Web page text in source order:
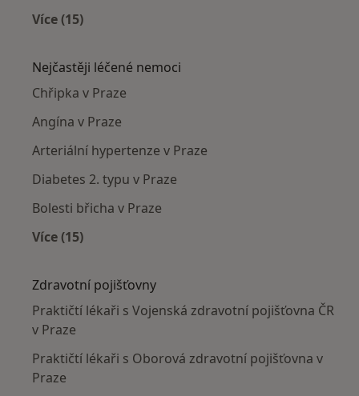
Více (15)
Nejčastěji léčené nemoci
Chřipka v Praze
Angína v Praze
Arteriální hypertenze v Praze
Diabetes 2. typu v Praze
Bolesti břicha v Praze
Více (15)
Zdravotní pojišťovny
Praktičtí lékaři s Vojenská zdravotní pojišťovna ČR
v Praze
Praktičtí lékaři s Oborová zdravotní pojišťovna v
Praze